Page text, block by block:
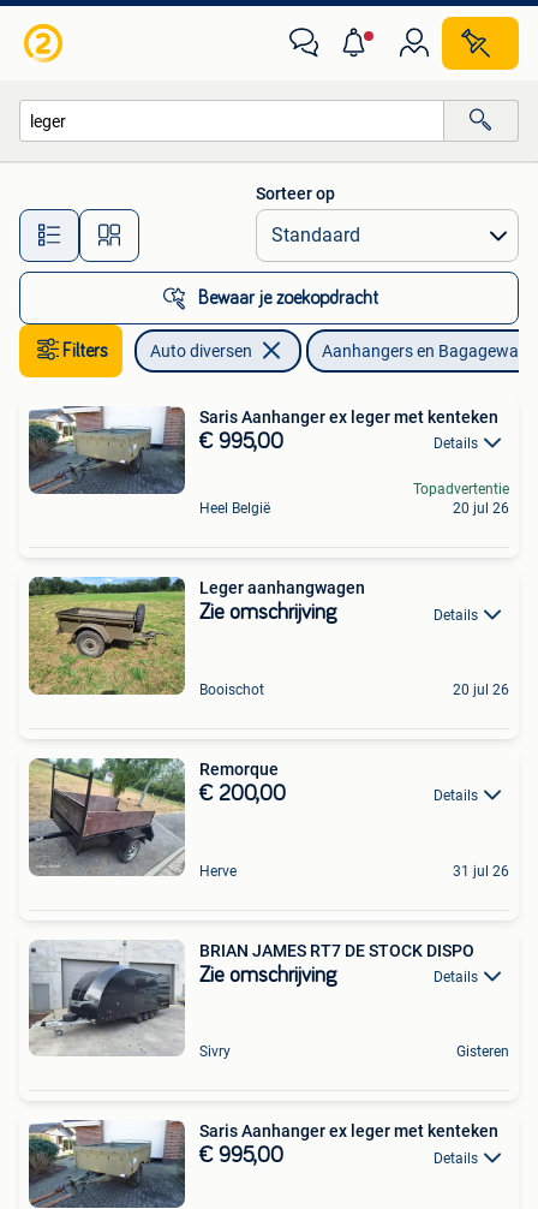
Alle afstanden…
Sorteer op
Bewaar je zoekopdracht
Filters Auto diversen Aanhangers en
Saris Aanhanger ex leger met kenteken
€ 995,00 Details
Heel België
Topadvertentie
20 jul 26
Leger aanhangwagen
Zie omschrijving Details
Booischot 20 jul 26
Remorque
€ 200,00 Details
Herve 31 jul 26
BRIAN JAMES RT7 DE STOCK DISPO
Zie omschrijving Details
Sivry Gisteren
Saris Aanhanger ex leger met kenteken
€ 995,00 Details